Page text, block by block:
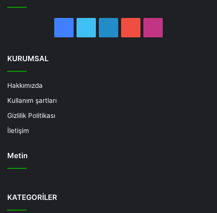
KURUMSAL
Hakkımızda
Kullanım şartları
Gizlilik Politikası
İletişim
Metin
Bonusu
KATEGORİLER